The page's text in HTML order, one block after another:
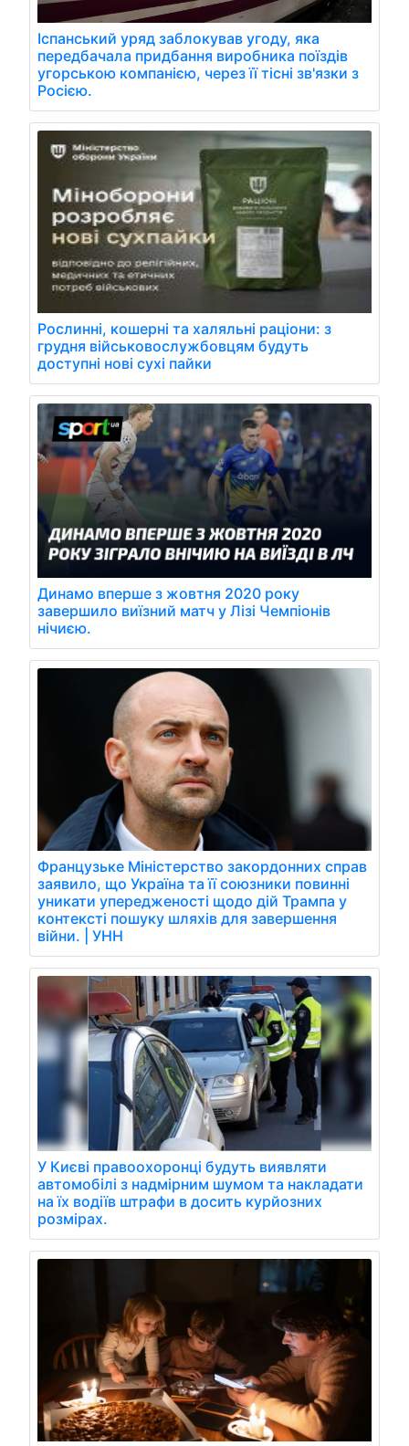
Іспанський уряд заблокував угоду, яка
передбачала придбання виробника поїздів
угорською компанією, через її тісні зв'язки з
Росією.
Рослинні, кошерні та халяльні раціони: з
грудня військовослужбовцям будуть
доступні нові сухі пайки
Динамо вперше з жовтня 2020 року
завершило виїзний матч у Лізі Чемпіонів
нічиєю.
Французьке Міністерство закордонних справ
заявило, що Україна та її союзники повинні
уникати упередженості щодо дій Трампа у
контексті пошуку шляхів для завершення
війни. | УНН
У Києві правоохоронці будуть виявляти
автомобілі з надмірним шумом та накладати
на їх водіїв штрафи в досить курйозних
розмірах.